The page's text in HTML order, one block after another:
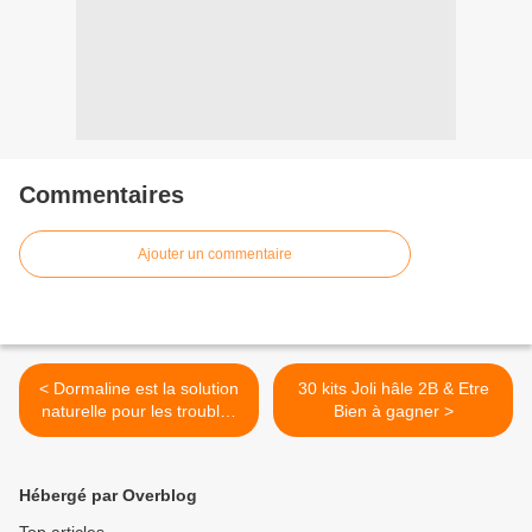
Commentaires
Ajouter un commentaire
< Dormaline est la solution
naturelle pour les troubles
du sommeil.
30 kits Joli hâle 2B & Etre
Bien à gagner >
Hébergé par Overblog